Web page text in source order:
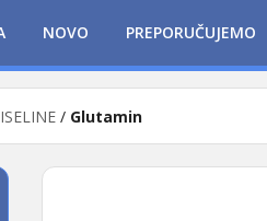
NOVO PREPORUČUJEMO
/ Glutamin